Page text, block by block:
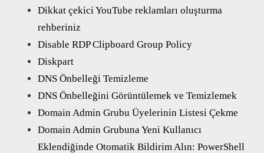
Dikkat çekici YouTube reklamları oluşturma
rehberiniz
Disable RDP Clipboard Group Policy
Diskpart
DNS Önbelleği Temizleme
DNS Önbelleğini Görüntülemek ve Temizlemek
Domain Admin Grubu Üyelerinin Listesi Çekme
Domain Admin Grubuna Yeni Kullanıcı
Eklendiğinde Otomatik Bildirim Alın: PowerShell